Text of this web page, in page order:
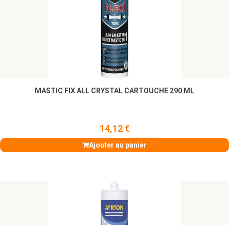
MASTIC FIX ALL CRYSTAL CARTOUCHE 290 ML
14,12 €
Ajouter au panier